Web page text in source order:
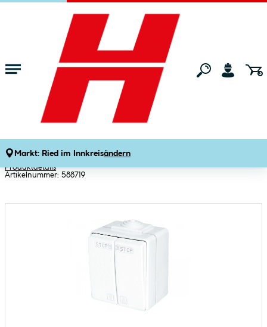
Zum Hauptinhalt springen
Markt: Ried im Innkreisändern
Bauen & Renovieren Elektrobedarf & Elektroinstallation
Schellenberg Aufputz-Schalter Tast
Feuchtraum/Außen
Produktdetails
Artikelnummer: 588719